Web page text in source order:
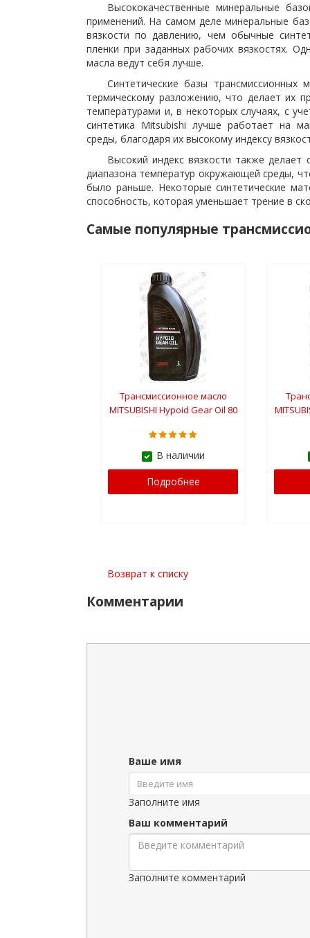
Высококачественные минеральные
применений. На самом деле минеральные
вязкости по давлению, чем обычные
пленки при заданных рабочих вязкостях.
масла ведут себя лучше.
Синтетические базы
термическому разложению, что делает их
температурами и, в некоторых случаях, с
синтетика Mitsubishi лучше работает на
среды, благодаря их высокому индексу
Высокий индекс вязкости также
диапазона температур окружающей среды,
было раньше. Некоторые синтетические
способность, которая уменьшает трение в
Самые популярные
Трансмиссионное масло
MITSUBISHI Hypoid Gear Oil 80
В наличии
Подробнее
Возврат к списку
Комментарии
Ваше имя
Заполните имя
Ваш комментарий
Заполните комментарий